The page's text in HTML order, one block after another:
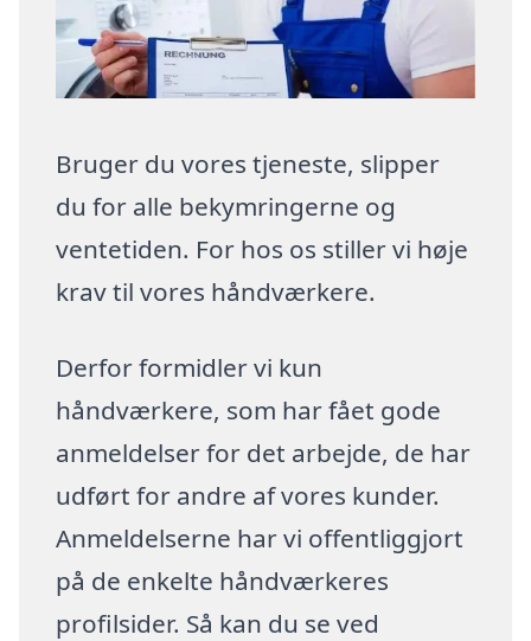
Bruger du vores tjeneste, slipper
du for alle bekymringerne og
ventetiden. For hos os stiller vi høje
krav til vores håndværkere.
Derfor formidler vi kun
håndværkere, som har fået gode
anmeldelser for det arbejde, de har
udført for andre af vores kunder.
Anmeldelserne har vi offentliggjort
på de enkelte håndværkeres
profilsider. Så kan du se ved